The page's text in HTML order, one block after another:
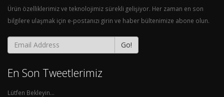
Ürün özelliklerimiz ve teknolojimiz sürekli gelişiyor. Her zaman en son
bilgilere ulaşmak için e-postanızı girin ve haber bültenimize abone olun.
Go!
En Son Tweetlerimiz
Lütfen Bekleyin...